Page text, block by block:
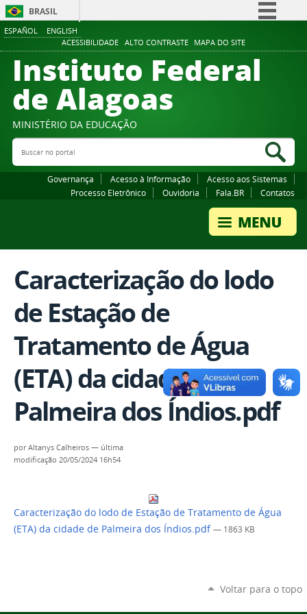
ESPAÑOL ENGLISH
ACESSIBILIDADE ALTO CONTRASTE MAPA DO SITE
BRASIL
Comunica BR
Participe
Canais
Instituto Federal
de Alagoas
MINISTÉRIO DA EDUCAÇÃO
Buscar no portal
Governança Acesso à Informação
Acesso aos Sistemas
Processo Eletrônico
Ouvidoria Fala.BR Contatos
Caracterização do lodo
de Estação de
Tratamento de Água
(ETA) da cidade de
Palmeira dos Índios.pdf
porAltanys Calheiros — última
modificação 20/05/2024 16h54
Caracterização do lodo de Estação de Tratamento de Água
(ETA) da cidade de Palmeira dos Índios.pdf — 1863 KB
Voltar para o topo